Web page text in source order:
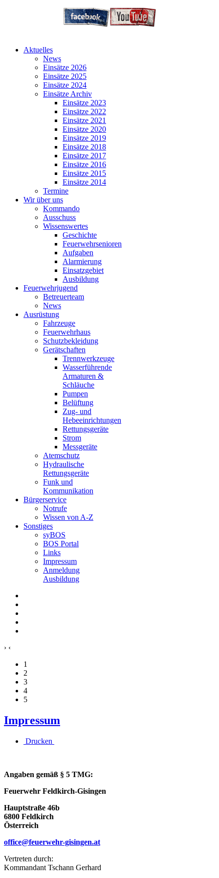
Aktuelles
News
Einsätze 2026
Einsätze 2025
Einsätze 2024
Einsätze Archiv
Einsätze 2023
Einsätze 2022
Einsätze 2021
Einsätze 2020
Einsätze 2019
Einsätze 2018
Einsätze 2017
Einsätze 2016
Einsätze 2015
Einsätze 2014
Termine
Wir über uns
Kommando
Ausschuss
Wissenswertes
Geschichte
Feuerwehrsenioren
Aufgaben
Alarmierung
Einsatzgebiet
Ausbildung
Feuerwehrjugend
Betreuerteam
News
Ausrüstung
Fahrzeuge
Feuerwehrhaus
Schutzbekleidung
Gerätschaften
Trennwerkzeuge
Wasserführende
Armaturen &
Schläuche
Pumpen
Belüftung
Zug- und
Hebeeinrichtungen
Rettungsgeräte
Strom
Messgeräte
Atemschutz
Hydraulische
Rettungsgeräte
Funk und
Kommunikation
Bürgerservice
Notrufe
Wissen von A-Z
Sonstiges
syBOS
BOS Portal
Links
Impressum
Anmeldung
Ausbildung
› ‹
1
2
3
4
5
Impressum
Drucken
Angaben gemäß § 5 TMG:
Feuerwehr Feldkirch-Gisingen
Hauptstraße 46b
6800 Feldkirch
Österreich
office@feuerwehr-gisingen.at
Vertreten durch:
Kommandant Tschann Gerhard